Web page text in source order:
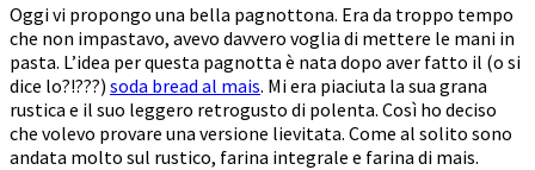
Oggi vi propongo una bella pagnottona. Era da troppo tempo
che non impastavo, avevo davvero voglia di mettere le mani in
pasta. L’idea per questa pagnotta è nata dopo aver fatto il (o si
dice lo?!???) soda bread al mais. Mi era piaciuta la sua grana
rustica e il suo leggero retrogusto di polenta. Così ho deciso
che volevo provare una versione lievitata. Come al solito sono
andata molto sul rustico, farina integrale e farina di mais.